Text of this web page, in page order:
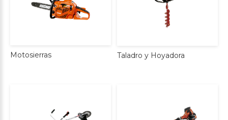
Motosierras Taladro y Hoyadora